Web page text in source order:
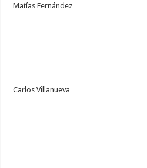
Matías Fernández
Carlos Villanueva